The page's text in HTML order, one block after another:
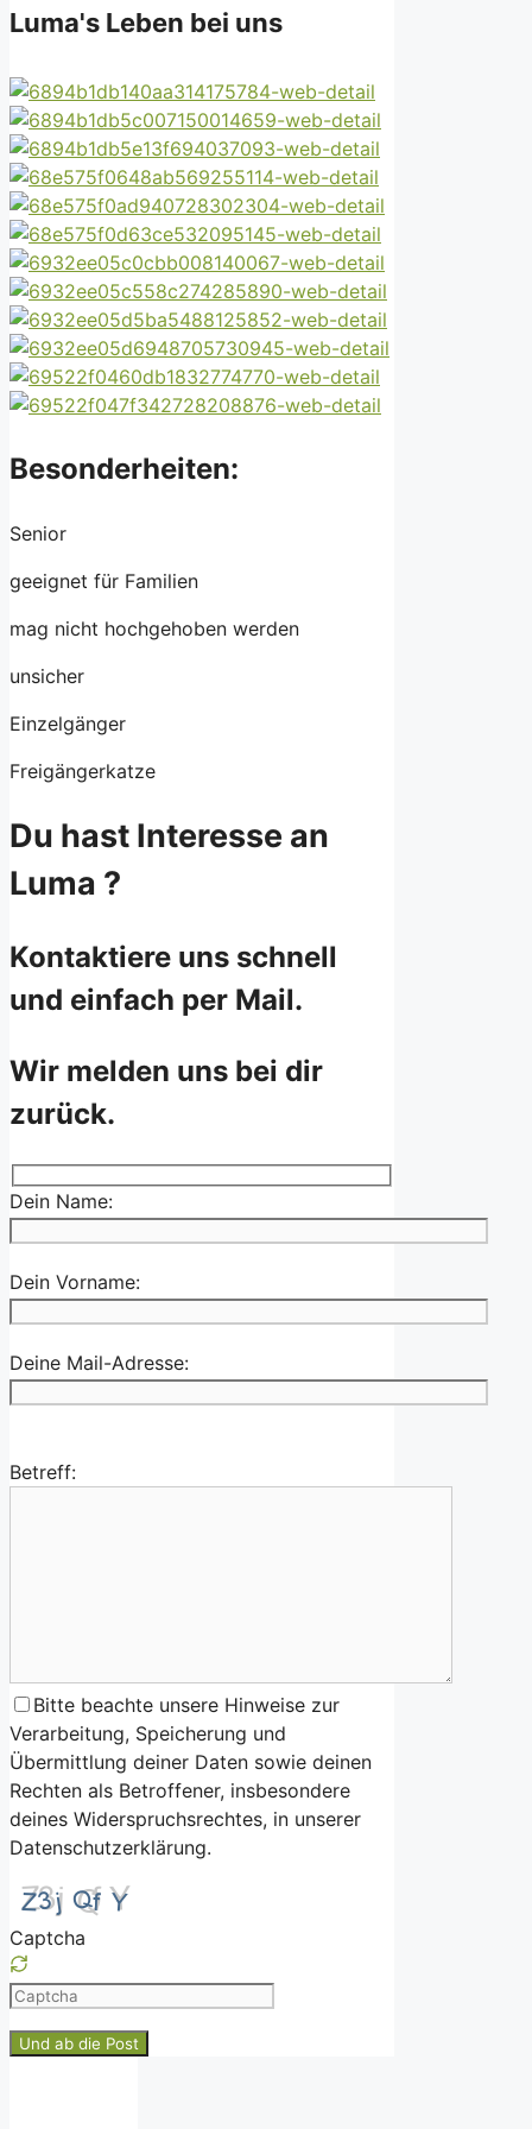
Luma's Leben bei uns
Besonderheiten:
Senior
geeignet für Familien
mag nicht hochgehoben werden
unsicher
Einzelgänger
Freigängerkatze
Du hast Interesse an
Luma ?
Kontaktiere uns schnell
und einfach per Mail.
Wir melden uns bei dir
zurück.
Dein Name:
Dein Vorname:
Deine Mail-Adresse:
Betreff:
Bitte beachte unsere Hinweise zur
Verarbeitung, Speicherung und
Übermittlung deiner Daten sowie deinen
Rechten als Betroffener, insbesondere
deines Widerspruchsrechtes, in unserer
Datenschutzerklärung.
Captcha
Please
the